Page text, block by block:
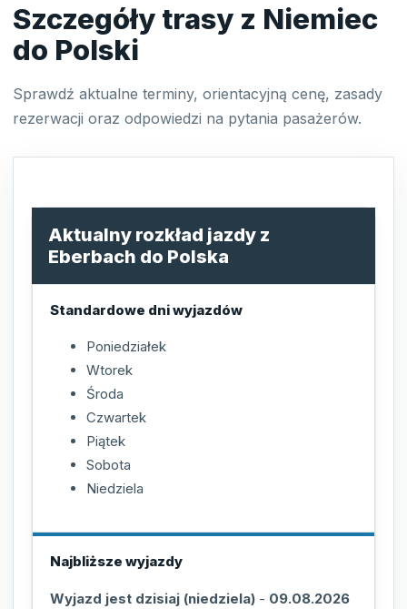
Szczegóły trasy z Niemiec
do Polski
Sprawdź aktualne terminy, orientacyjną cenę, zasady
rezerwacji oraz odpowiedzi na pytania pasażerów.
Aktualny rozkład jazdy z
Eberbach do Polska
Standardowe dni wyjazdów
Poniedziałek
Wtorek
Środa
Czwartek
Piątek
Sobota
Niedziela
Najbliższe wyjazdy
Wyjazd jest dzisiaj (niedziela) - 09.08.2026